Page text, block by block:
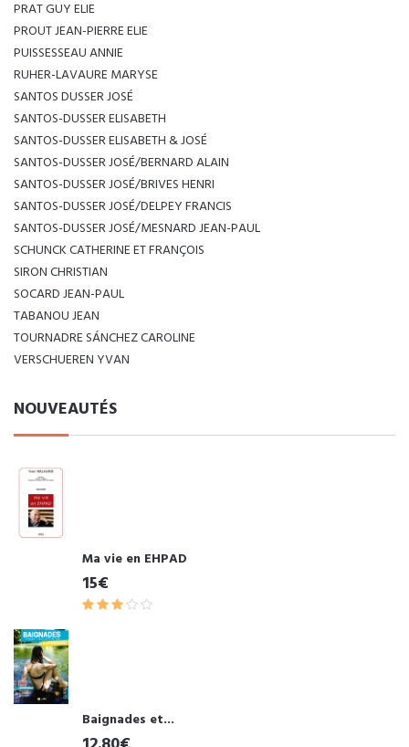
PRAT GUY ELIE
PROUT JEAN-PIERRE ELIE
PUISSESSEAU ANNIE
RUHER-LAVAURE MARYSE
SANTOS DUSSER JOSÉ
SANTOS-DUSSER ELISABETH
SANTOS-DUSSER ELISABETH & JOSÉ
SANTOS-DUSSER JOSÉ/BERNARD ALAIN
SANTOS-DUSSER JOSÉ/BRIVES HENRI
SANTOS-DUSSER JOSÉ/DELPEY FRANCIS
SANTOS-DUSSER JOSÉ/MESNARD JEAN-PAUL
SCHUNCK CATHERINE ET FRANÇOIS
SIRON CHRISTIAN
SOCARD JEAN-PAUL
TABANOU JEAN
TOURNADRE SÁNCHEZ CAROLINE
VERSCHUEREN YVAN
NOUVEAUTÉS
Ma vie en EHPAD
15€
Baignades et...